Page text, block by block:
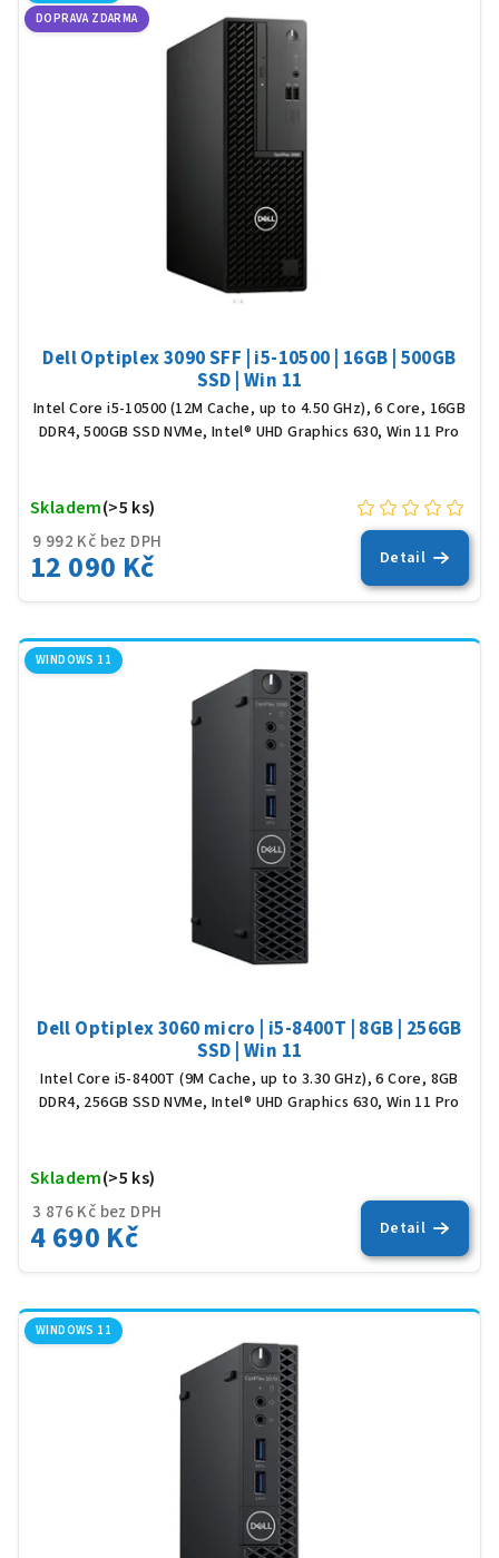
DOPRAVA ZDARMA
Dell Optiplex 3090 SFF | i5-10500 | 16GB | 500GB
SSD | Win 11
Intel Core i5-10500 (12M Cache, up to 4.50 GHz), 6 Core, 16GB
DDR4, 500GB SSD NVMe, Intel® UHD Graphics 630, Win 11 Pro
9 992 Kč bez DPH
12 090 Kč
Skladem(>5 ks)
Detail
WINDOWS 11
Dell Optiplex 3060 micro | i5-8400T | 8GB | 256GB
SSD | Win 11
Intel Core i5-8400T (9M Cache, up to 3.30 GHz), 6 Core, 8GB
DDR4, 256GB SSD NVMe, Intel® UHD Graphics 630, Win 11 Pro
3 876 Kč bez DPH
4 690 Kč
Skladem(>5 ks)
je
5,0
5
Detail
WINDOWS 11